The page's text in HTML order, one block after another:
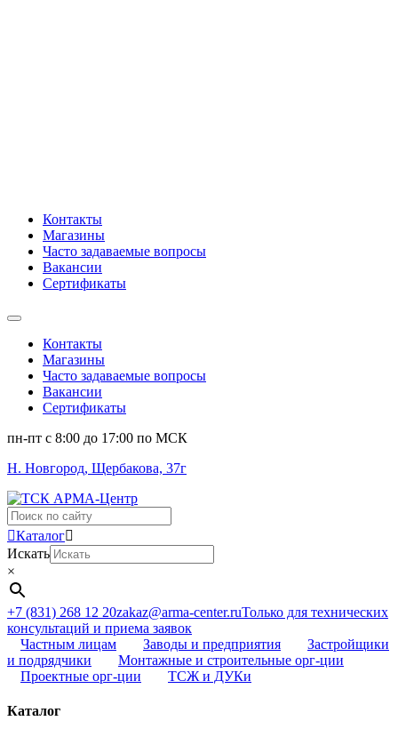
Контакты
Магазины
Часто задаваемые вопросы
Вакансии
Сертификаты
Контакты
Магазины
Часто задаваемые вопросы
Вакансии
Сертификаты
пн-пт c 8:00 до 17:00 по МСК
Н. Новгород, Щербакова, 37г
Поиск
...Каталог
Искать
×
+7 (831) 268 12 20zakaz@arma-center.ruТолько для технических
консультаций и приема заявок
Частным лицам
Заводы и предприятия
Застройщики
и подрядчики
Монтажные и строительные орг-ции
Проектные орг-ции
ТСЖ и ДУКи
Каталог